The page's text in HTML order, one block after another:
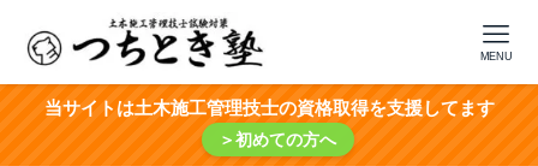
MENU
当サイトは土木施工管理技士の資格取得を支援してます
＞初めての方へ